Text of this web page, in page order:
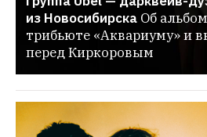
из Новосибирска Об
трибьюте «Аквариуму» и
перед Киркоровым